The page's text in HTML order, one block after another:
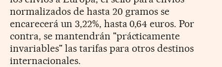
normalizados de hasta 20 gramos se
encarecerá un 3,22%, hasta 0,64 euros. Por
contra, se mantendrán "prácticamente
invariables" las tarifas para otros destinos
internacionales.